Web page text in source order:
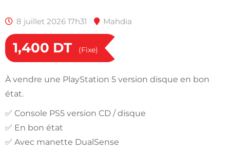
8 juillet 2026 17h31 Mahdia
1,400 DT (Fixe)
À vendre une PlayStation 5 version disque en bon
état.
✅ Console PS5 version CD / disque
✅ En bon état
✅ Avec manette DualSense